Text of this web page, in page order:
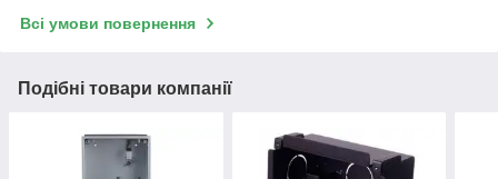
Всі умови повернення
Подібні товари компанії